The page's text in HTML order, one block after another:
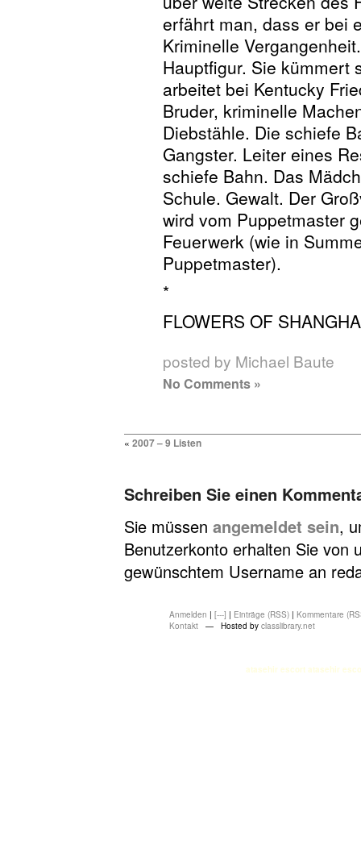
erfährt man, dass er bei
Kriminelle
Hauptfigur. Sie kümmert
arbeitet bei Kentucky
Bruder, kriminelle
Diebstähle. Die schiefe
Gangster. Leiter eines
schiefe Bahn. Das
Schule. Gewalt. Der
wird vom Puppetmaster
Feuerwerk (wie in
Puppetmaster).
*
FLOWERS OF
posted by Michael Baute
No Comments »
« 2007 – 9 Listen
Schreiben Sie einen
Sie müssen angemeldet sein,
Benutzerkonto erhalten Sie von
gewünschtem Username an
Anmelden | [---] | Einträge (RSS) | Kommentare
Kontakt — Hosted by classlibrary.net
atasehir escort atasehir